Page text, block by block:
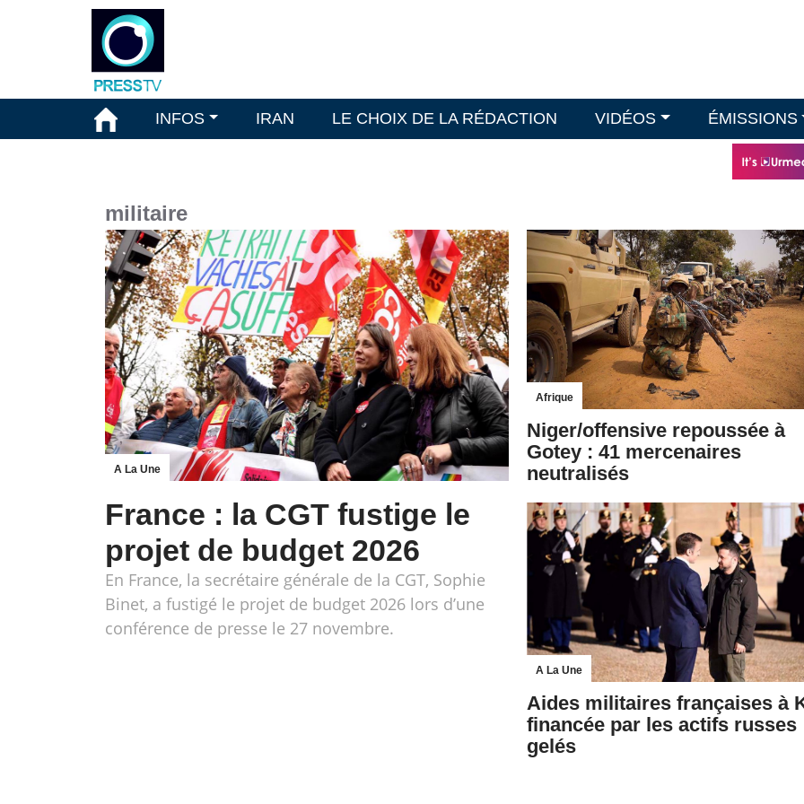
INFOS IRAN LE CHOIX DE LA RÉDACTION VIDÉOS ÉMISSIONS
militaire
A La Une
France : la CGT fustige le
projet de budget 2026
En France, la secrétaire générale de la CGT, Sophie
Binet, a fustigé le projet de budget 2026 lors d’une
conférence de presse le 27 novembre.
Afrique
Niger/offensive repoussée à
Gotey : 41 mercenaires
neutralisés
A La Une
Aides militaires françaises à
financée par les actifs russes
gelés